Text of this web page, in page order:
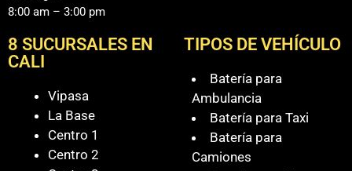
8:00 am – 3:00 pm
8 SUCURSALES EN
CALI
Vipasa
La Base
Centro 1
Centro 2
TIPOS DE VEHÍCULO
Batería para
Ambulancia
Batería para Taxi
Batería para
Camiones